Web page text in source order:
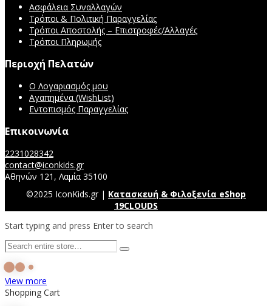
Ασφάλεια Συναλλαγών
Τρόποι & Πολιτική Παραγγελίας
Τρόποι Αποστολής – Επιστροφές/Αλλαγές
Τρόποι Πληρωμής
Περιοχή Πελατών
Ο Λογαριασμός μου
Αγαπημένα (WishList)
Εντοπισμός Παραγγελίας
Επικοινωνία
2231028342
contact@iconkids.gr
Αθηνών 121, Λαμία 35100
©2025 IconKids.gr | Κατασκευή & Φιλοξενία eShop
19CLOUDS
Start typing and press Enter to search
View more
Shopping Cart